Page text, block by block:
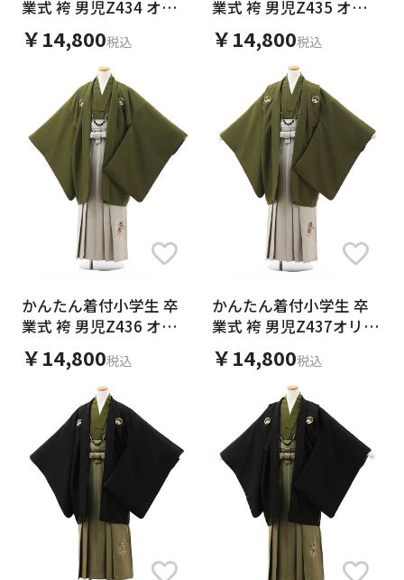
業式 袴 男児Z434 オリ
ーブグリーン紋付×ベー
ジュ
￥14,800税込
業式 袴 男児Z435 オリ
ーブグリーン紋付×ベー
ジュ
￥14,800税込
かんたん着付小学生 卒
業式 袴 男児Z436 オリ
ーブグリーン紋付×グレ
ー
￥14,800税込
かんたん着付小学生 卒
業式 袴 男児Z437オリー
ブグリーン紋付×グレー
￥14,800税込